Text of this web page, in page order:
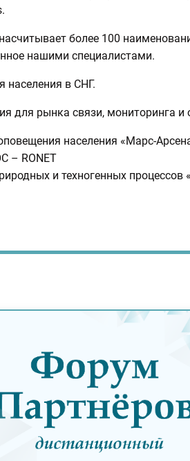
более 100
нашими специалистами.
населения в СНГ.
для рынка связи, мониторинга и
населения «Марс-
– RONET
и техногенных процессов